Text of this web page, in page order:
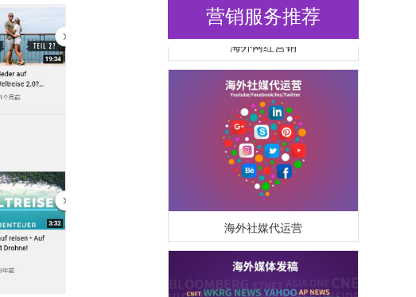
营销服务推荐
海外社媒代运营